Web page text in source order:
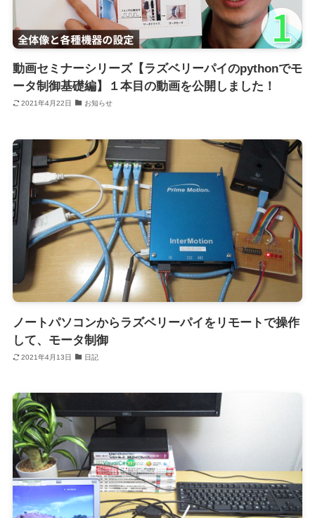
動画セミナーシリーズ【ラズベリーパイのpythonでモ
ータ制御基礎編】１本目の動画を公開しました！
2021年4月22日 お知らせ
ノートパソコンからラズベリーパイをリモートで操作
して、モータ制御
2021年4月13日 日記